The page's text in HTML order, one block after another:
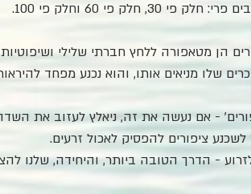
חלק פי 60 וחלק פי 100.
הן מטאפורה ללחץ חברתי שלילי
שלו מניאים אותו, והוא נכנע מפחד
- אם נעשה את זה, ניאלץ לעזוב את
ציפורים להפסיק לאכול זרעים.
- הדרך הטובה ביותר, והיחידה, שלנו